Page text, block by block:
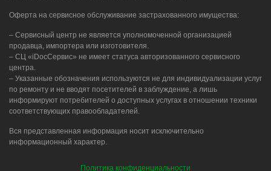
Оферта на сервисное обслуживание застрахованного имущества:
– Сервисный центр не является уполномоченной организацией
продавца, импортера или изготовителя.
– СЦ «iDocСервис» не имеет статуса авторизованного сервисного
центра.
– Указанные обозначения используются не для индивидуализации услуг
по ремонту и не вводят посетителей в заблуждение, а лишь
информируют потребителей о доступных услугах в отношении техники
соответствующих правообладателей.
Вся представленная информация носит исключительно
информационный характер.
Политика конфиденциальности